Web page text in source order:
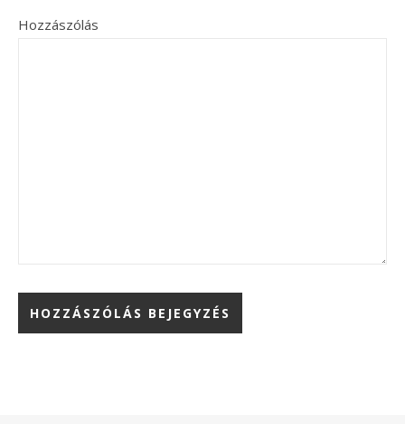
Hozzászólás